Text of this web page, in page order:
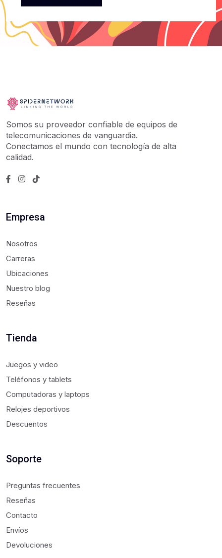
Somos su proveedor confiable de equipos de
telecomunicaciones de vanguardia.
Conectamos el mundo con tecnología de alta
calidad.
Empresa
Nosotros
Carreras
Ubicaciones
Nuestro blog
Reseñas
Tienda
Juegos y video
Teléfonos y tablets
Computadoras y laptops
Relojes deportivos
Descuentos
Soporte
Preguntas frecuentes
Reseñas
Contacto
Envíos
Devoluciones